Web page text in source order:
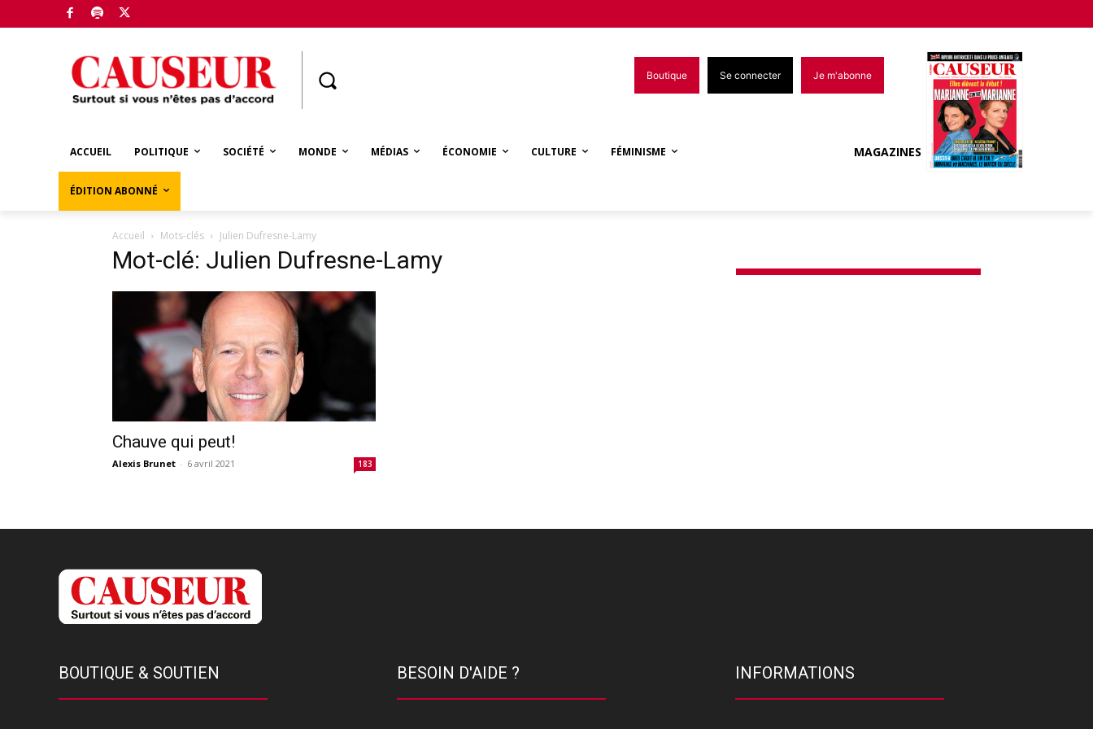
Boutique Se connecter Je m'abonne
ACCUEIL POLITIQUE SOCIÉTÉ MONDE MÉDIAS ÉCONOMIE CULTURE FÉMINISME
ÉDITION ABONNÉ
MAGAZINES
Accueil Mots-clés Julien Dufresne-Lamy
Mot-clé: Julien Dufresne-Lamy
Chauve qui peut!
Alexis Brunet - 6 avril 2021 183
BOUTIQUE & SOUTIEN BESOIN D'AIDE ? INFORMATIONS